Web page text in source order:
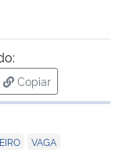
Copiar
para área de
VAGA